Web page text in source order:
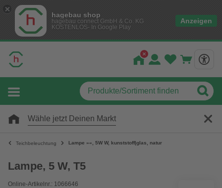
hagebau shop
hagebau connect GmbH & Co. KG
KOSTENLOS- In Google Play
Anzeigen
Wähle jetzt Deinen Markt
Teichbeleuchtung Lampe »«, 5W W, kunststoff|glas, natur
Lampe, 5 W, T5
Online-Artikelnr.: 1066646